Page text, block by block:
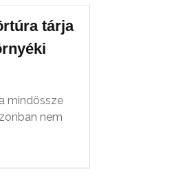
tárja
mindössze
nem